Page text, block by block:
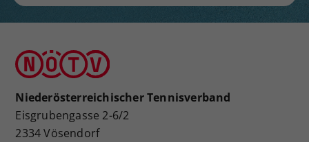
Niederösterreichischer Tennisverband
Eisgrubengasse 2-6/2
2334 Vösendorf